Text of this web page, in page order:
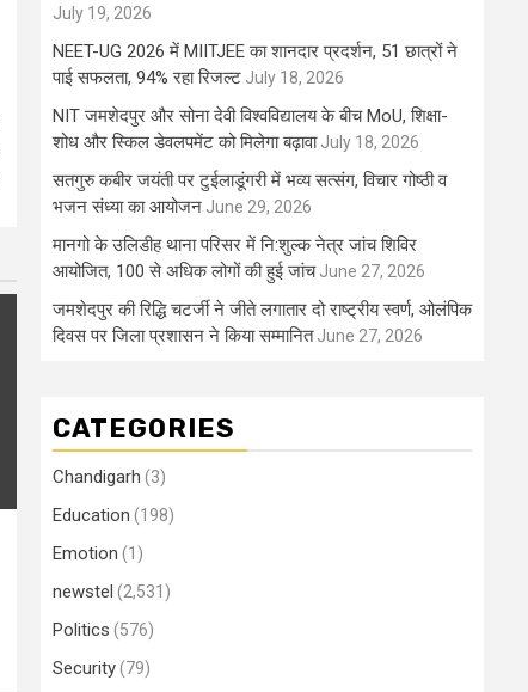
July 19, 2026
NEET-UG 2026 में MIITJEE का शानदार प्रदर्शन, 51 छात्रों ने
पाई सफलता, 94% रहा रिजल्ट July 18, 2026
NIT जमशेदपुर और सोना देवी विश्वविद्यालय के बीच MoU, शिक्षा-
शोध और स्किल डेवलपमेंट को मिलेगा बढ़ावा July 18, 2026
सतगुरु कबीर जयंती पर टुईलाडूंगरी में भव्य सत्संग, विचार गोष्ठी व
भजन संध्या का आयोजन June 29, 2026
मानगो के उलिडीह थाना परिसर में नि:शुल्क नेत्र जांच शिविर
आयोजित, 100 से अधिक लोगों की हुई जांच June 27, 2026
जमशेदपुर की रिद्धि चटर्जी ने जीते लगातार दो राष्ट्रीय स्वर्ण, ओलंपिक
दिवस पर जिला प्रशासन ने किया सम्मानित June 27, 2026
CATEGORIES
Chandigarh (3)
Education (198)
Emotion (1)
newstel (2,531)
Politics (576)
Security(79)